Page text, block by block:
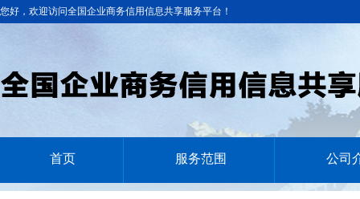
您好，欢迎访问全国企业商务信用信息共享服务平台！
首页 服务范围 公司